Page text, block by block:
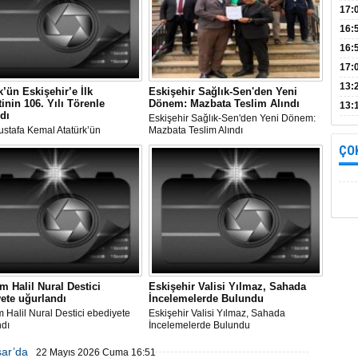
Eskişehir’e İlk
106. Yılı Törenle
Kemal Atatürk’ün
İlk Ziyaretinin 106. Yılı
Kutlandı
Eskişehir Sağlık-Sen'den Yeni
Dönem: Mazbata Teslim Alındı
Eskişehir Sağlık-Sen'den Yeni Dönem:
Mazbata Teslim Alındı
Halil Nural Destici
uğurlandı
Halil Nural Destici ebediyete
Eskişehir Valisi Yılmaz, Sahada
İncelemelerde Bulundu
Eskişehir Valisi Yılmaz, Sahada
İncelemelerde Bulundu
22 Mayıs 2026 Cuma 16:51